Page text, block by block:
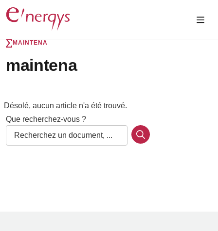
MAINTENA
maintena
Désolé, aucun article n'a été trouvé.
Que recherchez-vous ?